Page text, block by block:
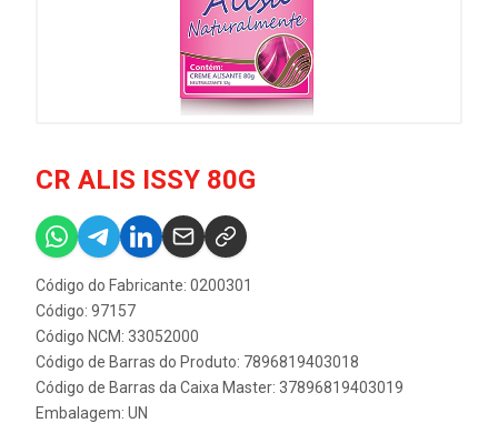
CR ALIS ISSY 80G
Código do Fabricante: 0200301
Código: 97157
Código NCM: 33052000
Código de Barras do Produto: 7896819403018
Código de Barras da Caixa Master: 37896819403019
Embalagem: UN